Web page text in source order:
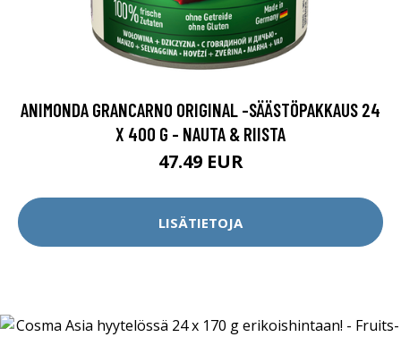
ANIMONDA GRANCARNO ORIGINAL -SÄÄSTÖPAKKAUS 24
X 400 G - NAUTA & RIISTA
47.49 EUR
LISÄTIETOJA